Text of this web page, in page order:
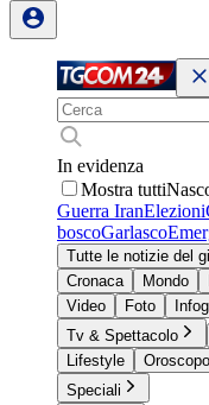
In evidenza
Mostra tutti
Guerra IranElezioni
boscoGarlasco
Tutte le notizie del
Cronaca
Mondo
Video
Foto
Tv & Spettacolo
Lifestyle
Oroscopo
Speciali